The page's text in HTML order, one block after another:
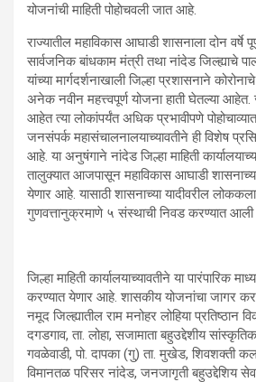
योजनांची माहिती पोहाेचवली जात आहे.
राज्यातील महाविकास आघाडी शासनाला दोन वर्षे
सार्वजनिक बांधकाम मंत्री तथा नांदेड जिल्ह्याचे
यांच्या मार्गदर्शनाखाली जिल्हा प्रशासनाने
अनेक नवीन महत्त्वपूर्ण योजना हाती घेतल्या आहेत.
आहेत त्या लोकांपर्यंत अधिक प्रभावीपणे पोहोचाव्यात
जनसंपर्क महासंचालनालयाच्यावतीने ही विशेष
आहे. या अनुषंगाने नांदेड जिल्हा माहिती
तालुक्यात आजपासून महाविकास आघाडी
येणार आहे. यासाठी शासनाच्या यादीवरील
गुणवत्तानुक्रमाणे ५ संस्थाची निवड करण्यात
जिल्हा माहिती कार्यालयाच्यावतीने या पारंपारिक
करण्यात येणार आहे. शासकीय योजनांचा जागर
नमूद जिल्ह्यातील राम मनोहर लोहिया प्रतिष्ठान
दगडगाव, ता. लोहा, सजामाता बहुउद्देशीय
गवळेवाडी, पो. दापका (गु) ता. मुखेड, शिवशक्ती
विमानतळ परिसर नांदेड, जनजागृती बहुउद्देशिय